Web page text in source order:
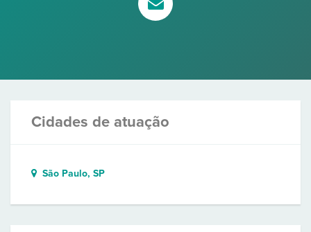
Cidades de atuação
São Paulo, SP